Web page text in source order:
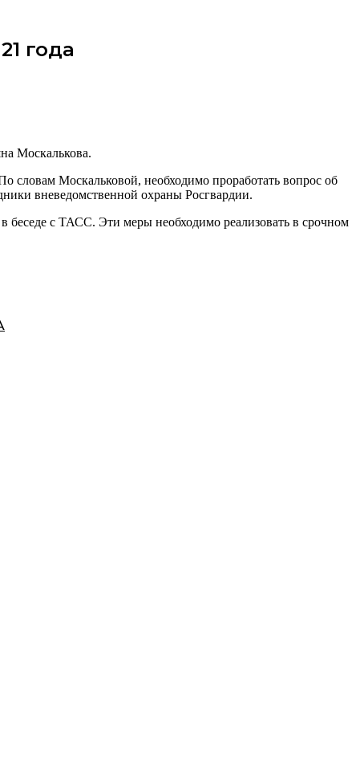
года
Москалькова.
словам Москальковой, необходимо проработать вопрос об
вневедомственной охраны Росгвардии.
с ТАСС. Эти меры необходимо реализовать в срочном